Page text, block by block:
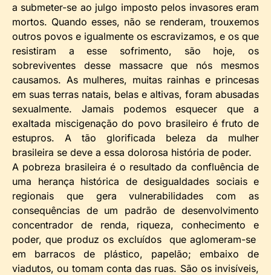
a submeter-se ao julgo imposto pelos invasores eram
mortos. Quando esses, não se renderam, trouxemos
outros povos e igualmente os escravizamos, e os que
resistiram a esse sofrimento, são hoje, os
sobreviventes desse massacre que nós mesmos
causamos. As mulheres, muitas rainhas e princesas
em suas terras natais, belas e altivas, foram abusadas
sexualmente. Jamais podemos esquecer que a
exaltada miscigenação do povo brasileiro é fruto de
estupros. A tão glorificada beleza da mulher
brasileira se deve a essa dolorosa história de poder.
A pobreza brasileira é o resultado da confluência de
uma herança histórica de desigualdades sociais e
regionais que gera vulnerabilidades com as
consequências de um padrão de desenvolvimento
concentrador de renda, riqueza, conhecimento e
poder, que produz os excluídos que aglomeram-se
em barracos de plástico, papelão; embaixo de
viadutos, ou tomam conta das ruas. São os invisíveis,